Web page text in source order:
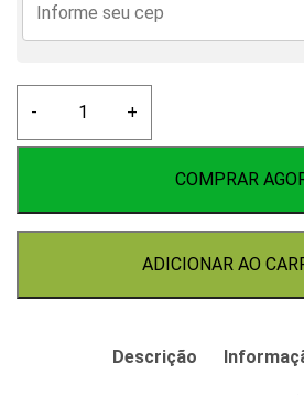
-
Difusora
quantidade
+
COMPRAR
ADICIONAR AO
Descrição